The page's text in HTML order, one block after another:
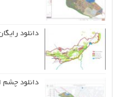
دانلود
دانلود چشم